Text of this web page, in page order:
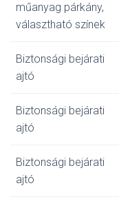
műanyag párkány,
választható színek
Biztonsági bejárati
ajtó
Biztonsági bejárati
ajtó
Biztonsági bejárati
ajtó